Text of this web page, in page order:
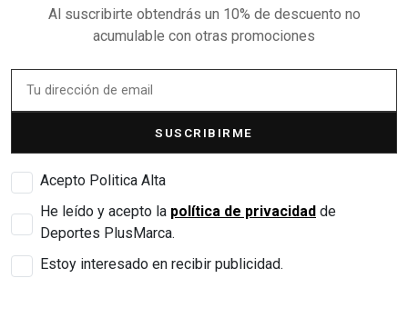
Al suscribirte obtendrás un 10% de descuento no
acumulable con otras promociones
SUSCRIBIRME
Acepto Politica Alta
He leído y acepto la política de privacidad de
Deportes PlusMarca.
Estoy interesado en recibir publicidad.